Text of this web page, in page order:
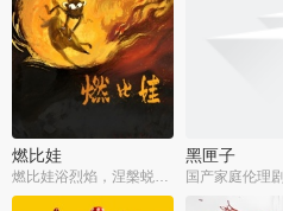
燃比娃
燃比娃浴烈焰，涅槃蜕变成人
黑匣子
国产家庭伦理剧